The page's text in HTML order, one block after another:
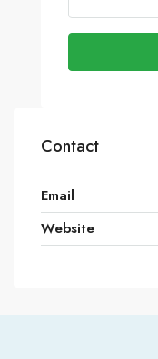
Contact
Email
Website